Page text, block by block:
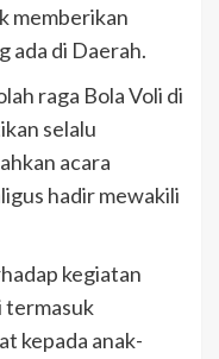
memberikan
ada di Daerah.
raga Bola Voli di
selalu
acara
hadir mewakili
kegiatan
termasuk
kepada anak-